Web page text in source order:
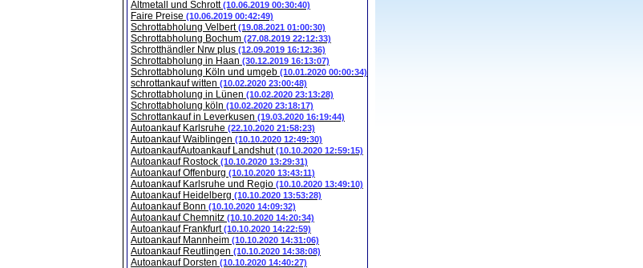
Altmetall und Schrott(10.06.2019 00:30:40)
Faire Preise (10.06.2019 00:42:49)
Schrottabholung Velbert(19.08.2021 01:00:30)
Schrottabholung Bochum (27.08.2019 22:12:33)
Schrotthändler Nrw plus (12.09.2019 16:12:36)
Schrottabholung in Haan (30.12.2019 16:13:07)
Schrottabholung Köln und umgeb (10.01.2020 00:00:34)
schrottankauf witten (10.02.2020 23:00:48)
Schrottabholung in Lünen (10.02.2020 23:13:28)
Schrottabholung köln (10.02.2020 23:18:17)
Schrottankauf in Leverkusen (19.03.2020 16:19:44)
Autoankauf Karlsruhe (22.10.2020 21:58:23)
Autoankauf Waiblingen (10.10.2020 12:49:30)
AutoankaufAutoankauf Landshut(10.10.2020 12:59:15)
Autoankauf Rostock (10.10.2020 13:29:31)
Autoankauf Offenburg (10.10.2020 13:43:11)
Autoankauf Karlsruhe und Regio (10.10.2020 13:49:10)
Autoankauf Heidelberg (10.10.2020 13:53:28)
Autoankauf Bonn (10.10.2020 14:09:32)
Autoankauf Chemnitz (10.10.2020 14:20:34)
Autoankauf Frankfurt(10.10.2020 14:22:59)
Autoankauf Mannheim (10.10.2020 14:31:06)
Autoankauf Reutlingen (10.10.2020 14:38:08)
Autoankauf Dorsten (10.10.2020 14:40:27)